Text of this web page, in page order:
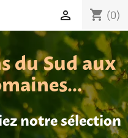
shopping_cart (0)

du Sud aux
notre sélection